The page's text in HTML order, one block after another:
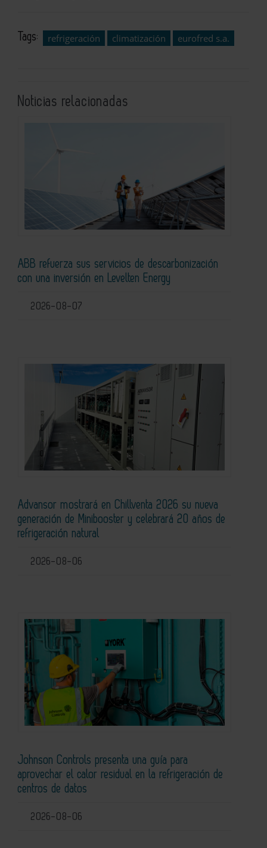
Tags: refrigeración climatización eurofred s.a.
Noticias relacionadas
ABB refuerza sus servicios de descarbonización
con una inversión en Levelten Energy
2026-08-07
Advansor mostrará en Chillventa 2026 su nueva
generación de Minibooster y celebrará 20 años de
refrigeración natural
2026-08-06
Johnson Controls presenta una guía para
aprovechar el calor residual en la refrigeración de
centros de datos
2026-08-06